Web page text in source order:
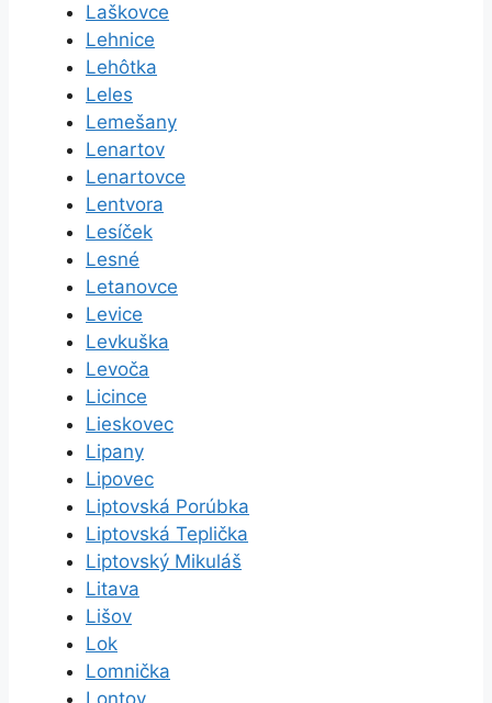
Laškovce
Lehnice
Lehôtka
Leles
Lemešany
Lenartov
Lenartovce
Lentvora
Lesíček
Lesné
Letanovce
Levice
Levkuška
Levoča
Licince
Lieskovec
Lipany
Lipovec
Liptovská Porúbka
Liptovská Teplička
Liptovský Mikuláš
Litava
Lišov
Lok
Lomnička